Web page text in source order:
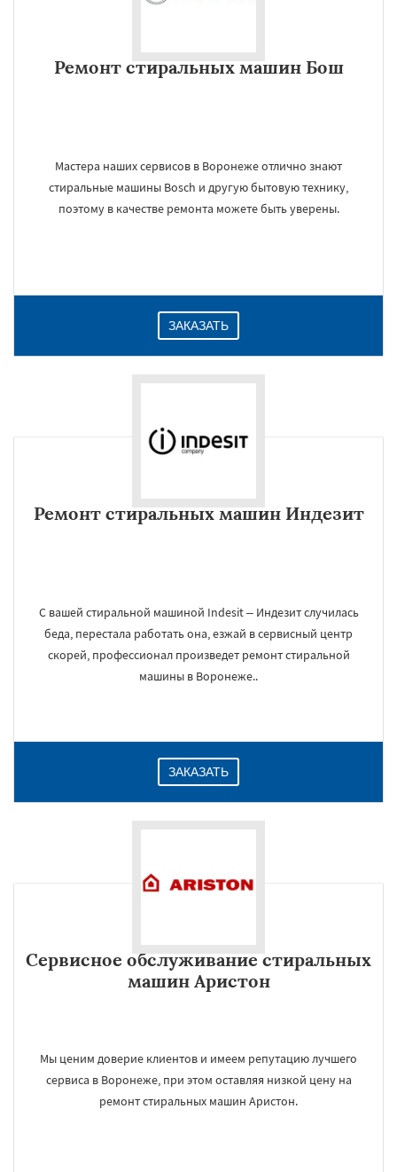
Ремонт стиральных машин Бош
Мастера наших сервисов в Воронеже отлично знают
стиральные машины Bosch и другую бытовую технику,
поэтому в качестве ремонта можете быть уверены.
ЗАКАЗАТЬ
Ремонт стиральных машин Индезит
С вашей стиральной машиной Indesit – Индезит случилась
беда, перестала работать она, езжай в сервисный центр
скорей, профессионал произведет ремонт стиральной
машины в Воронеже..
ЗАКАЗАТЬ
Сервисное обслуживание стиральных
машин Аристон
Мы ценим доверие клиентов и имеем репутацию лучшего
сервиса в Воронеже, при этом оставляя низкой цену на
ремонт стиральных машин Аристон.